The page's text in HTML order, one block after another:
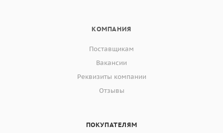
КОМПАНИЯ
Поставщикам
Вакансии
Реквизиты компании
Отзывы
ПОКУПАТЕЛЯМ